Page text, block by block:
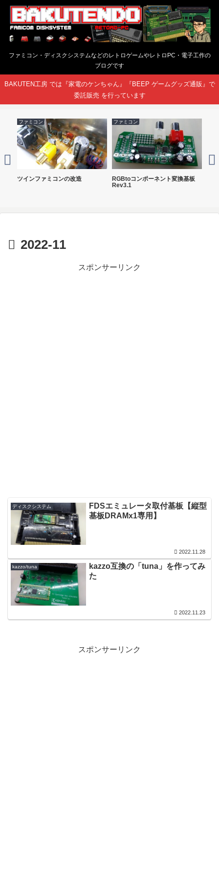
ファミコン・ディスクシステムなどのレトロゲームやレトロPC・電子工作の
ブログです
BAKUTEN工房 では『家電のケンちゃん』『BEEP ゲームグッズ通販』で
委託販売 を行っています
ファミコン
ツインファミコンの改造
ファミコン
RGBtoコンポーネント変換基板
Rev3.1
2022-11
スポンサーリンク
ディスクシステム
FDSエミュレータ取付基板【縦型
基板DRAMx1専用】
2022.11.28
kazzo/tuna
kazzo互換の「tuna」を作ってみ
た
2022.11.23
スポンサーリンク